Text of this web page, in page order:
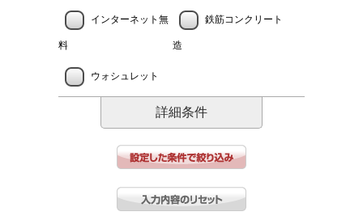
インターネット無
料
鉄筋コンクリート
造
ウォシュレット